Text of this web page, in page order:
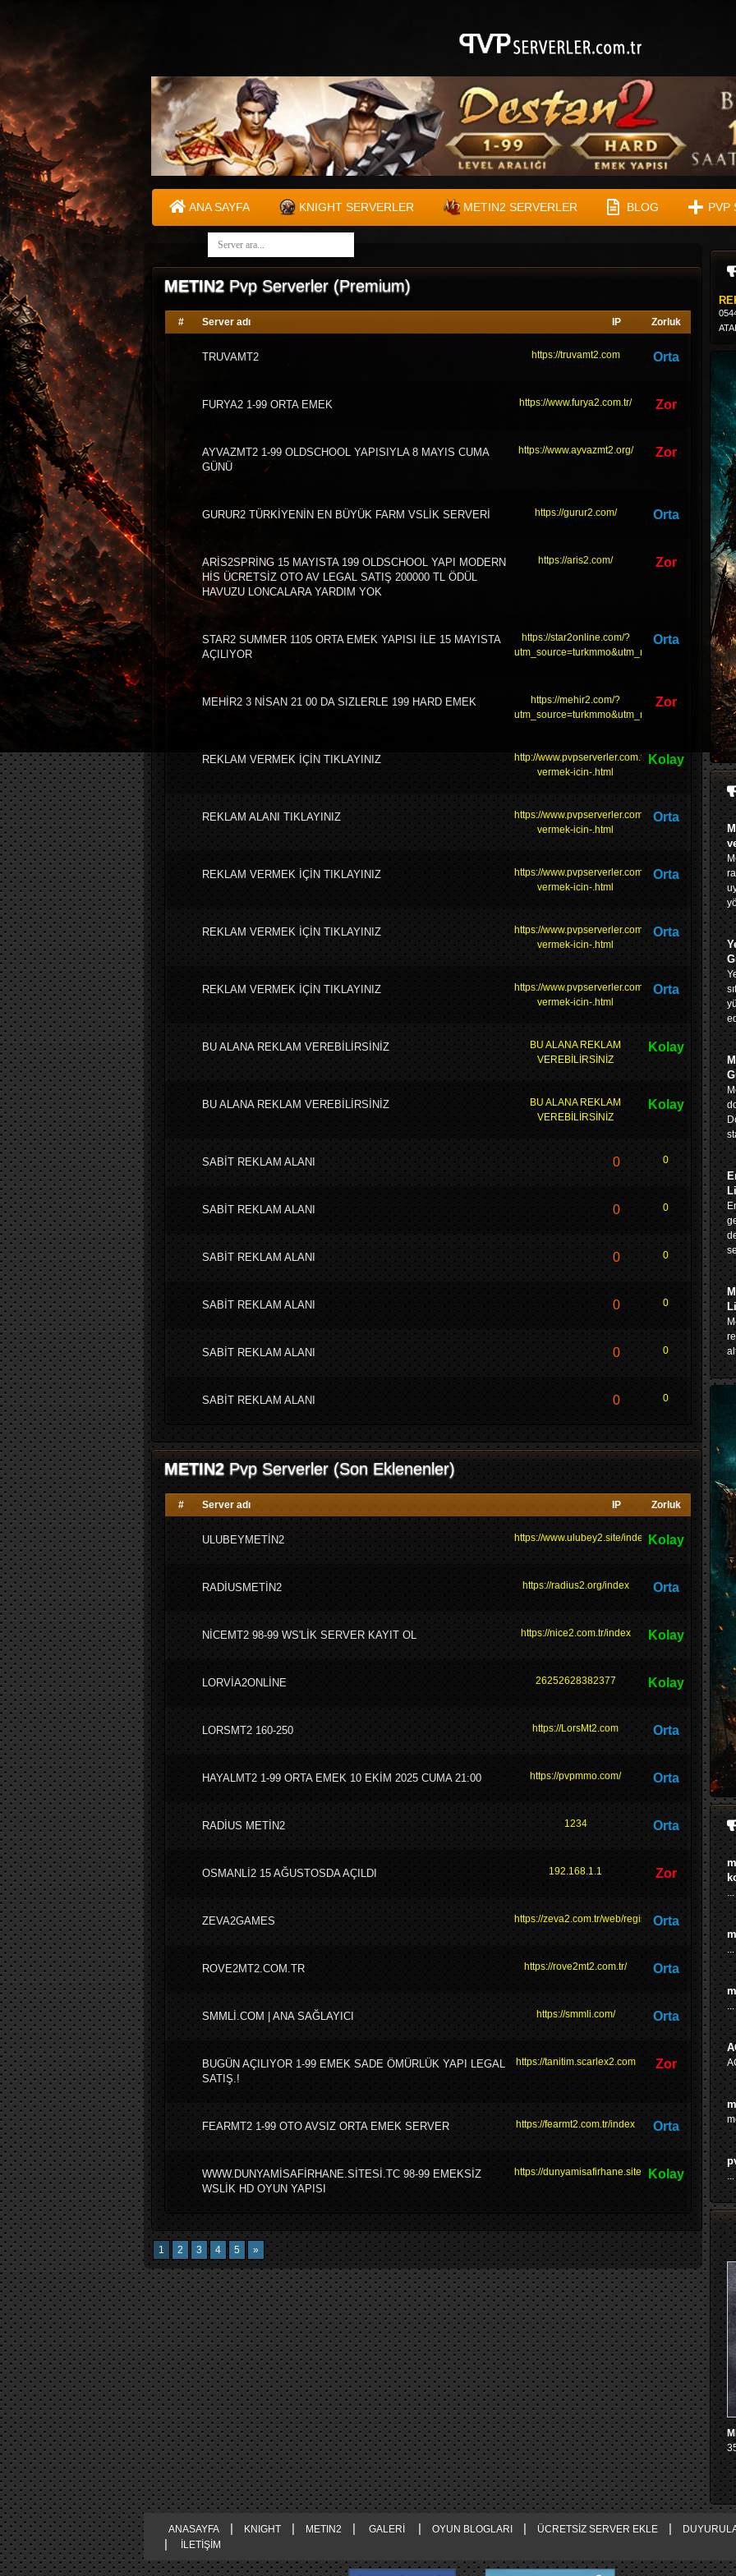
ANA SAYFA KNIGHT SERVERLER METIN2 SERVERLER BLOG PVP
METIN2Pvp Serverler (Premium)
# Server adı Zorluk
IP
TRUVAMT2 Orta
https://truvamt2.com
FURYA2 1-99 ORTA EMEK Zor
https://www.furya2.com.tr/
AYVAZMT2 1-99 OLDSCHOOL YAPISIYLA 8 MAYIS CUMA
GÜNÜ
Zor
https://www.ayvazmt2.org/
GURUR2 TÜRKİYENİN EN BÜYÜK FARM VSLİK SERVERİ Orta
https://gurur2.com/
ARİS2SPRİNG 15 MAYISTA 199 OLDSCHOOL YAPI MODERN
HİS ÜCRETSİZ OTO AV LEGAL SATIŞ 200000 TL ÖDÜL
HAVUZU LONCALARA YARDIM YOK
Zor
https://aris2.com/
STAR2 SUMMER 1105 ORTA EMEK YAPISI İLE 15 MAYISTA
AÇILIYOR
Orta
https://star2online.com/?
utm_source=turkmmo&utm_medium=tanitim
MEHİR2 3 NİSAN 21 00 DA SIZLERLE 199 HARD EMEK Zor
https://mehir2.com/?
utm_source=turkmmo&utm_medium=tanitim
REKLAM VERMEK İÇİN TIKLAYINIZ Kolay
http://www.pvpserverler.com.tr/duyuru_12_reklam-
vermek-icin-.html
REKLAM ALANI TIKLAYINIZ Orta
https://www.pvpserverler.com.tr/
vermek-icin-.html
REKLAM VERMEK İÇİN TIKLAYINIZ Orta
https://www.pvpserverler.com.tr/
vermek-icin-.html
REKLAM VERMEK İÇİN TIKLAYINIZ Orta
https://www.pvpserverler.com.tr/
vermek-icin-.html
REKLAM VERMEK İÇİN TIKLAYINIZ Orta
https://www.pvpserverler.com.tr/
vermek-icin-.html
BU ALANA REKLAM VEREBİLİRSİNİZ Kolay
BU ALANA REKLAM
VEREBİLİRSİNİZ
BU ALANA REKLAM VEREBİLİRSİNİZ Kolay
BU ALANA REKLAM
VEREBİLİRSİNİZ
SABİT REKLAM ALANI 0
0
SABİT REKLAM ALANI 0
0
SABİT REKLAM ALANI 0
0
SABİT REKLAM ALANI 0
0
SABİT REKLAM ALANI 0
0
SABİT REKLAM ALANI 0
0
METIN2Pvp Serverler (Son Eklenenler)
# Server adı Zorluk
IP
ULUBEYMETİN2 Kolay
https://www.ulubey2.site/index.html
RADİUSMETİN2 Orta
https://radius2.org/index
NİCEMT2 98-99 WS'LİK SERVER KAYIT OL Kolay
https://nice2.com.tr/index
LORVİA2ONLİNE Kolay
26252628382377
LORSMT2 160-250 Orta
https://LorsMt2.com
HAYALMT2 1-99 ORTA EMEK 10 EKİM 2025 CUMA 21:00 Orta
https://pvpmmo.com/
RADİUS METİN2 Orta
1234
OSMANLİ2 15 AĞUSTOSDA AÇILDI Zor
192.168.1.1
ZEVA2GAMES Orta
https://zeva2.com.tr/web/register
ROVE2MT2.COM.TR Orta
https://rove2mt2.com.tr/
SMMLİ.COM | ANA SAĞLAYICI Orta
https://smmli.com/
BUGÜN AÇILIYOR 1-99 EMEK SADE ÖMÜRLÜK YAPI LEGAL
SATIŞ.!
Zor
https://tanitim.scarlex2.com
FEARMT2 1-99 OTO AVSIZ ORTA EMEK SERVER Orta
https://fearmt2.com.tr/index
WWW.DUNYAMİSAFİRHANE.SİTESİ.TC 98-99 EMEKSİZ
WSLİK HD OYUN YAPISI
Kolay
https://dunyamisafirhane.sitesi.tc/
1 2 3 4 5 »
...
...
...
...
ANASAYFA | KNIGHT | METIN2 | GALERİ | OYUN BLOGLARI | ÜCRETSİZ SERVER EKLE |
| İLETİŞİM